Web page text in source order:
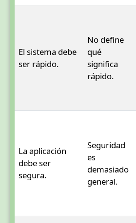
El sistema debe
ser rápido.
No define
qué
significa
rápido.
La aplicación
debe ser
segura.
Seguridad
es
demasiado
general.